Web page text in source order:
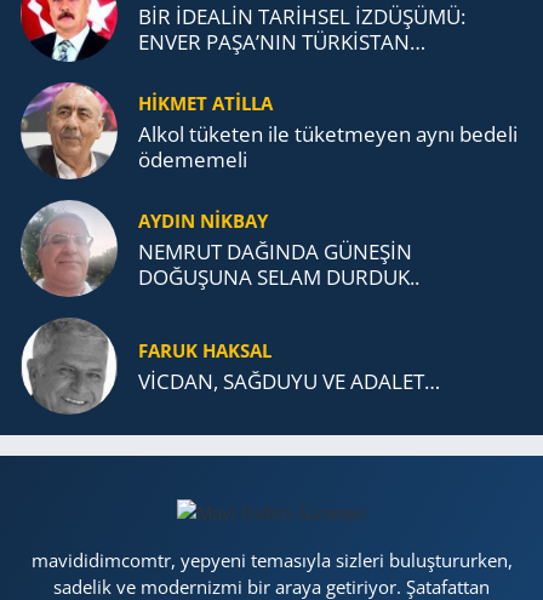
BİR İDEALİN TARİHSEL İZDÜŞÜMÜ:
ENVER PAŞA’NIN TÜRKİSTAN
TEŞKİLATI’NA UZANAN MİRASI
HİKMET ATİLLA
Alkol tü­ke­ten ile tü­ket­me­yen aynı be­de­li
öde­me­me­li
AYDIN NİKBAY
NEMRUT DAĞINDA GÜNEŞİN
DOĞUŞUNA SELAM DURDUK..
FARUK HAKSAL
VİCDAN, SAĞ­DU­YU VE ADA­LET…
mavididimcomtr, yepyeni temasıyla sizleri buluştururken,
sadelik ve modernizmi bir araya getiriyor. Şatafattan